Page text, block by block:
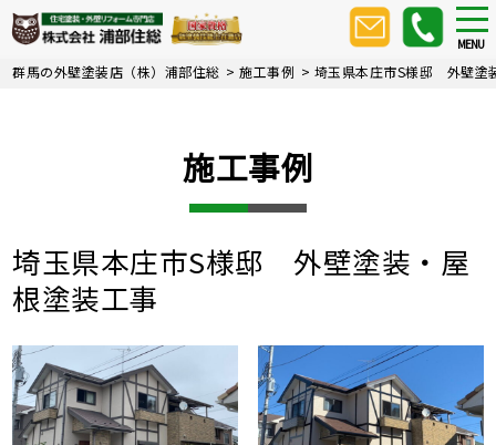
Skip
to
content
MENU
群馬の外壁塗装店（株）浦部住総 >施工事例 > 埼玉県本庄市S様邸 外壁塗
施工事例
埼玉県本庄市S様邸 外壁塗装・屋
根塗装工事